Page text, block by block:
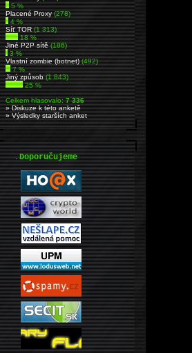
5 %
Placené Proxy(278)
4 %
Síť TOR(1 313)
18 %
Jiné P2P sítě(186)
3 %
Vlastní zombie (botnet)(492)
7 %
Jiný způsob(1 843)
25 %
Celkem hlasovalo:7 336
» Diskuze k této anketě
» Výsledky starších anket
.Doporučujeme